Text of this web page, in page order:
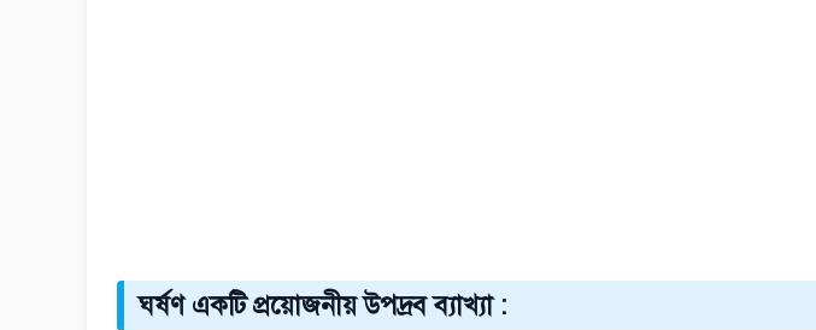
ঘর্ষণ একটি প্রয়োজনীয় উপদ্রব ব্যাখ্যা :